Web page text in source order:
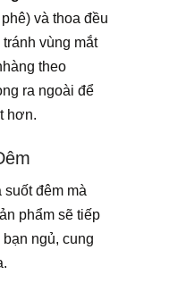
và thoa đều
tránh vùng mắt
theo
ra ngoài để
hơn.
suốt đêm mà
phẩm sẽ tiếp
ngủ, cung